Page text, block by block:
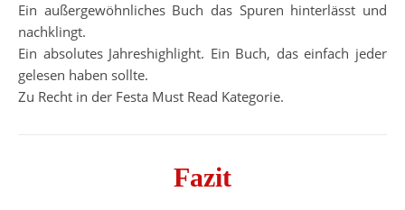
Ein außergewöhnliches Buch das Spuren hinterlässt und
nachklingt.
Ein absolutes Jahreshighlight. Ein Buch, das einfach jeder
gelesen haben sollte.
Zu Recht in der Festa Must Read Kategorie.
Fazit